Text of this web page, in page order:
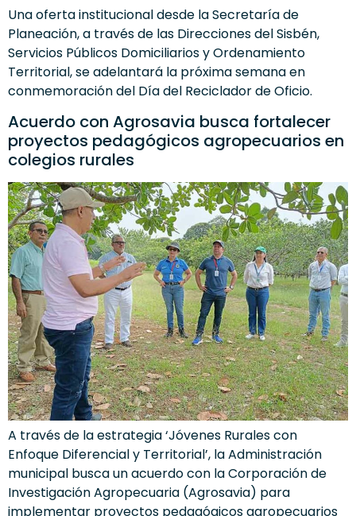
Una oferta institucional desde la Secretaría de
Planeación, a través de las Direcciones del Sisbén,
Servicios Públicos Domiciliarios y Ordenamiento
Territorial, se adelantará la próxima semana en
conmemoración del Día del Reciclador de Oficio.
Acuerdo con Agrosavia busca fortalecer
proyectos pedagógicos agropecuarios en
colegios rurales
A través de la estrategia ‘Jóvenes Rurales con
Enfoque Diferencial y Territorial’, la Administración
municipal busca un acuerdo con la Corporación de
Investigación Agropecuaria (Agrosavia) para
implementar proyectos pedagógicos agropecuarios